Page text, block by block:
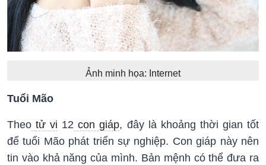
Ảnh minh họa: Internet
Tuổi Mão
Theo tử vi 12 con giáp, đây là khoảng thời gian tốt
để tuổi Mão phát triển sự nghiệp. Con giáp này nên
tin vào khả năng của mình. Bản mệnh có thể đưa ra